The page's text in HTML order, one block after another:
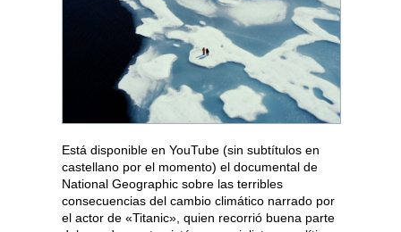
Está disponible en YouTube (sin subtítulos en
castellano por el momento) el documental de
National Geographic sobre las terribles
consecuencias del cambio climático narrado por
el actor de «Titanic», quien recorrió buena parte